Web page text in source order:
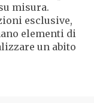
misura.
esclusive,
elementi di
un abito